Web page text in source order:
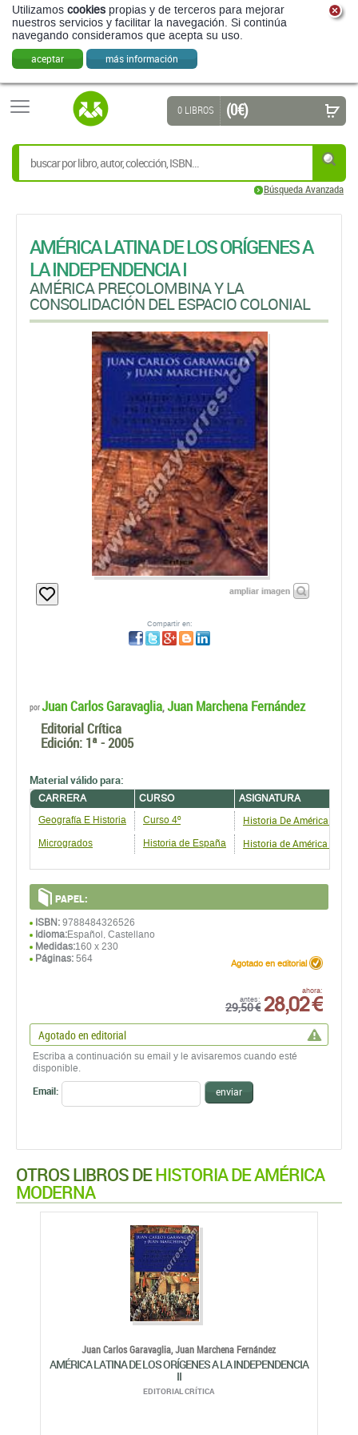
Utilizamos cookies propias y de terceros para mejorar
nuestros servicios y facilitar la navegación. Si continúa
navegando consideramos que acepta su uso.
aceptar más información
Búsqueda Avanzada
0 LIBROS (0 €)
AMÉRICA LATINA DE LOS ORÍGENES A
LA INDEPENDENCIA I
AMÉRICA PRECOLOMBINA Y LA
CONSOLIDACIÓN DEL ESPACIO COLONIAL
ampliar imagen
Compartir en:
porJuan Carlos Garavaglia,Juan Marchena Fernández
Editorial Crítica
Edición: 1ª - 2005
Material válido para:
CARRERA CURSO
ASIGNATURA
Geografía E Historia
Curso 4º Historia De América
Microgrados Historia de España Historia de América
PAPEL:
ISBN: 9788484326526
Idioma:Español, Castellano
Medidas:160 x 230
Páginas: 564
antes:
29,50 €
ahora:
28,02 €
Agotado en editorial
Agotado en editorial
Escriba a continuación su email y le avisaremos cuando esté
disponible.
Email: enviar
OTROS LIBROS DEHISTORIA DE AMÉRICA
MODERNA
Juan Carlos Garavaglia,Juan Marchena Fernández
AMÉRICA LATINA DE LOS ORÍGENES A LA INDEPENDENCIA
II
EDITORIAL CRÍTICA